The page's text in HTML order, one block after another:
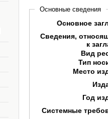
Основные сведения
Основное
Сведения,
к
Вид
Тип
Место
Год
Системные